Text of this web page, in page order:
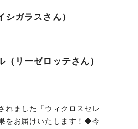
シガラスさん）
（リーゼロッテさん）
ました『ウィクロスセレ
をお届けいたします！◆今